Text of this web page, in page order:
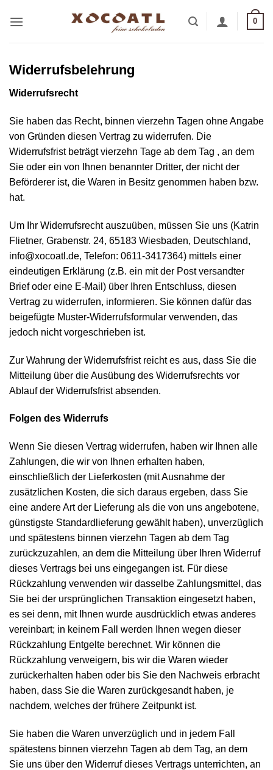
Inhalt
0
Widerrufsbelehrung
Widerrufsrecht
Sie haben das Recht, binnen vierzehn Tagen ohne Angabe
von Gründen diesen Vertrag zu widerrufen. Die
Widerrufsfrist beträgt vierzehn Tage ab dem Tag , an dem
Sie oder ein von Ihnen benannter Dritter, der nicht der
Beförderer ist, die Waren in Besitz genommen haben bzw.
hat.
Um Ihr Widerrufsrecht auszuüben, müssen Sie uns (Katrin
Flietner, Grabenstr. 24, 65183 Wiesbaden, Deutschland,
info@xocoatl.de, Telefon: 0611-3417364) mittels einer
eindeutigen Erklärung (z.B. ein mit der Post versandter
Brief oder eine E-Mail) über Ihren Entschluss, diesen
Vertrag zu widerrufen, informieren. Sie können dafür das
beigefügte Muster-Widerrufsformular verwenden, das
jedoch nicht vorgeschrieben ist.
Zur Wahrung der Widerrufsfrist reicht es aus, dass Sie die
Mitteilung über die Ausübung des Widerrufsrechts vor
Ablauf der Widerrufsfrist absenden.
Folgen des Widerrufs
Wenn Sie diesen Vertrag widerrufen, haben wir Ihnen alle
Zahlungen, die wir von Ihnen erhalten haben,
einschließlich der Lieferkosten (mit Ausnahme der
zusätzlichen Kosten, die sich daraus ergeben, dass Sie
eine andere Art der Lieferung als die von uns angebotene,
günstigste Standardlieferung gewählt haben), unverzüglich
und spätestens binnen vierzehn Tagen ab dem Tag
zurückzuzahlen, an dem die Mitteilung über Ihren Widerruf
dieses Vertrags bei uns eingegangen ist. Für diese
Rückzahlung verwenden wir dasselbe Zahlungsmittel, das
Sie bei der ursprünglichen Transaktion eingesetzt haben,
es sei denn, mit Ihnen wurde ausdrücklich etwas anderes
vereinbart; in keinem Fall werden Ihnen wegen dieser
Rückzahlung Entgelte berechnet. Wir können die
Rückzahlung verweigern, bis wir die Waren wieder
zurückerhalten haben oder bis Sie den Nachweis erbracht
haben, dass Sie die Waren zurückgesandt haben, je
nachdem, welches der frühere Zeitpunkt ist.
Sie haben die Waren unverzüglich und in jedem Fall
spätestens binnen vierzehn Tagen ab dem Tag, an dem
Sie uns über den Widerruf dieses Vertrags unterrichten, an